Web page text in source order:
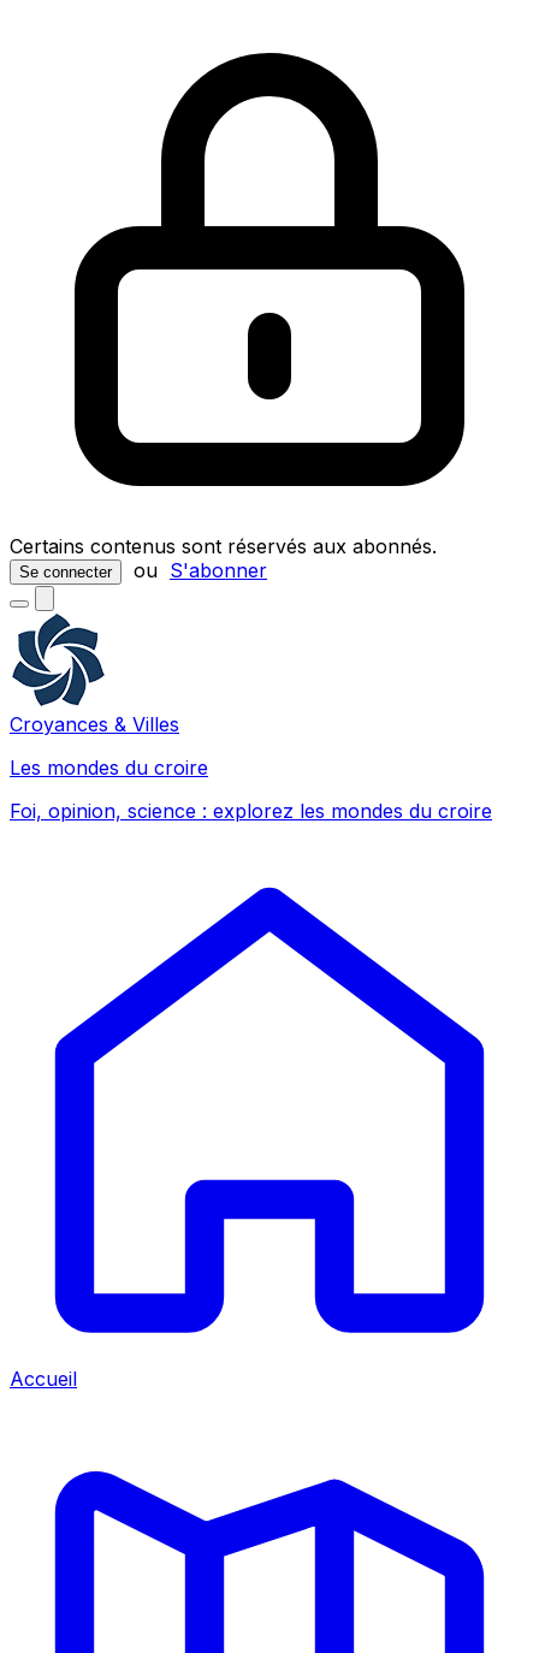
Certains contenus sont réservés aux abonnés.
Se connecter ou S'abonner
Croyances & Villes
Les mondes du croire
Foi, opinion, science : explorez les mondes du croire
Accueil